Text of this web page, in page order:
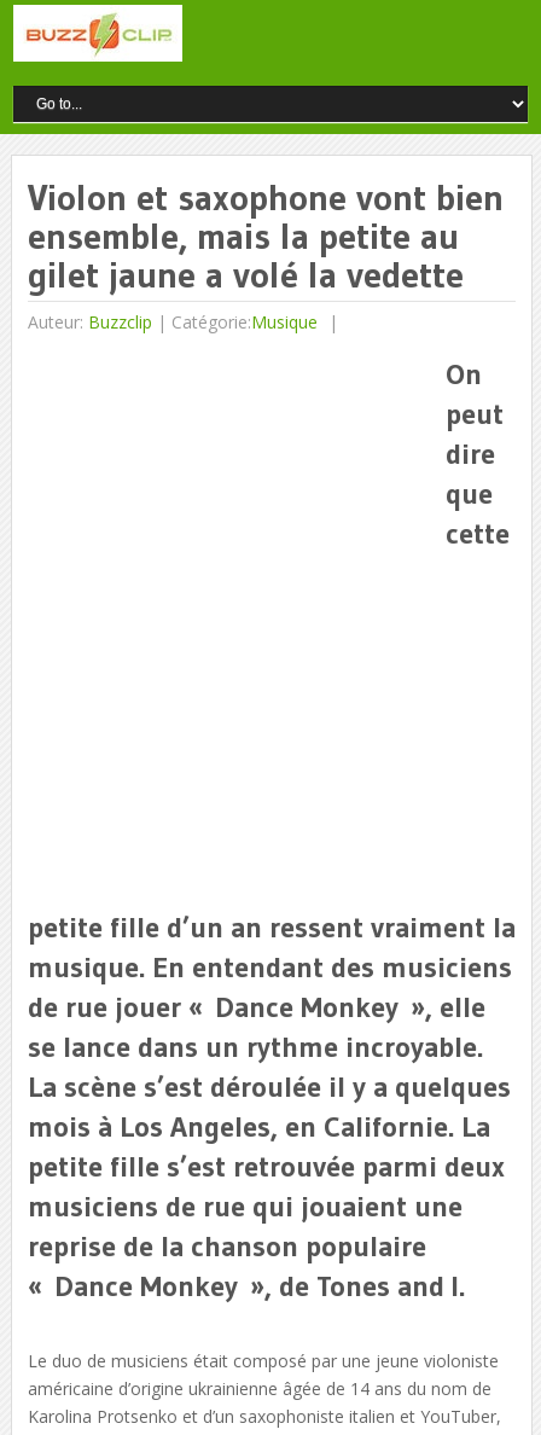
Violon et saxophone vont bien
ensemble, mais la petite au
gilet jaune a volé la vedette
Auteur: Buzzclip | Catégorie:Musique
On
peut
dire
que
cette
petite fille d’un an ressent vraiment la
musique. En entendant des musiciens
de rue jouer « Dance Monkey », elle
se lance dans un rythme incroyable.
La scène s’est déroulée il y a quelques
mois à Los Angeles, en Californie. La
petite fille s’est retrouvée parmi deux
musiciens de rue qui jouaient une
reprise de la chanson populaire
« Dance Monkey », de Tones and I.
Le duo de musiciens était composé par une jeune violoniste
américaine d’origine ukrainienne âgée de 14 ans du nom de
Karolina Protsenko et d’un saxophoniste italien et YouTuber,